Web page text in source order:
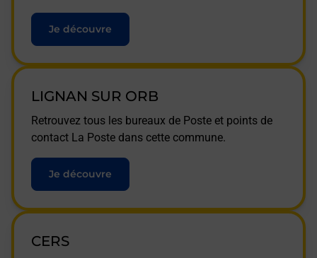
Je découvre
LIGNAN SUR ORB
Retrouvez tous les bureaux de Poste et points de
contact La Poste dans cette commune.
Je découvre
CERS